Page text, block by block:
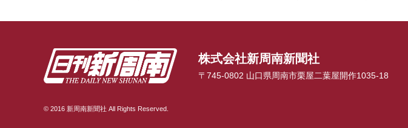
株式会社新周南新聞社
〒745-0802 山口県周南市栗屋二葉屋開作1035-18
© 2016 新周南新聞社 All Rights Reserved.